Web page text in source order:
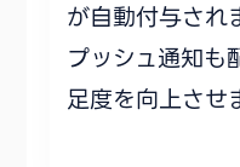
が自動付与され
プッシュ通知も
足度を向上させ